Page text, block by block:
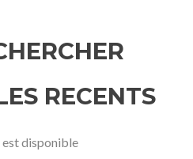
RECENTS
est disponible